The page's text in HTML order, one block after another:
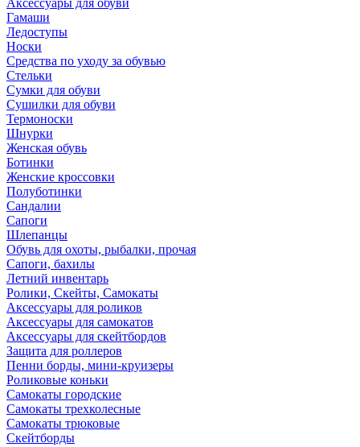
Аксессуары для обуви
Гамаши
Ледоступы
Носки
Средства по уходу за обувью
Стельки
Сумки для обуви
Сушилки для обуви
Термоноски
Шнурки
Женская обувь
Ботинки
Женские кроссовки
Полуботинки
Сандалии
Сапоги
Шлепанцы
Обувь для охоты, рыбалки, прочая
Сапоги, бахилы
Летний инвентарь
Ролики, Скейты, Самокаты
Аксессуары для роликов
Аксессуары для самокатов
Аксессуары для скейтбордов
Защита для роллеров
Пенни борды, мини-круизеры
Роликовые коньки
Самокаты городские
Самокаты трехколесные
Самокаты трюковые
Скейтборды